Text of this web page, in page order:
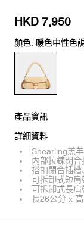
HKD 7,950
顏色: 暖色中性色調
產品資訊
詳細資料
Shearling羔
內部拉鍊閉
搭扣閉合插槽
可拆卸式短
可拆卸式長
長26公分 x